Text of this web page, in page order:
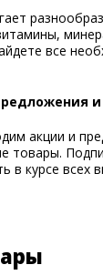
все
акции и
товары.
в курсе всех